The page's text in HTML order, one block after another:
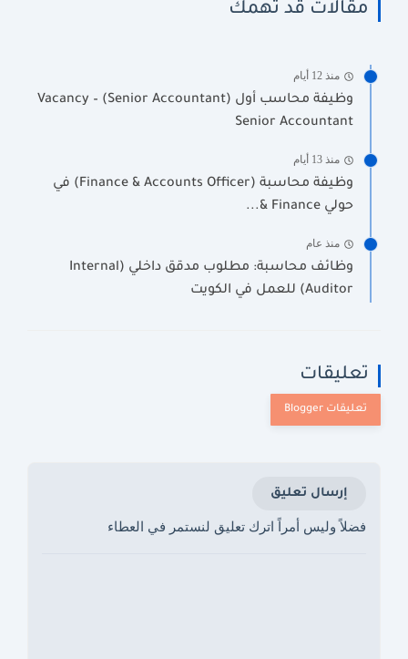
مقالات قد تهمك
منذ 12 أيام
وظيفة محاسب أول (Senior Accountant) Vacancy –
Senior Accountant
منذ 13 أيام
وظيفة محاسبة (Finance & Accounts Officer) في
حولي Finance &...
منذ عام
وظائف محاسبة: مطلوب مدقق داخلي (Internal
Auditor) للعمل في الكويت
تعليقات
إرسال تعليق
فضلاً وليس أمراً اترك تعليق لنستمر في العطاء